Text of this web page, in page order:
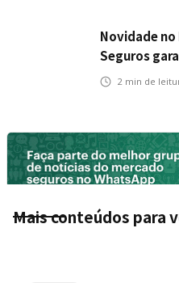
Novidade no
Seguros
na Ponte
2 min de
Mais conteúdos para